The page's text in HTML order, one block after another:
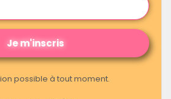
Je m'inscris
possible à tout moment.